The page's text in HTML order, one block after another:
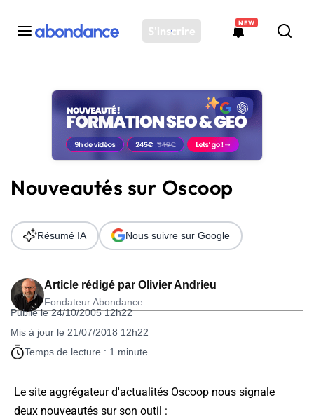
S'inscrire
NEW
Toutes les actus
Actus SEO
Plateforme
Solutions
Ressources
Audit SEO
Nouveautés sur Oscoop
Article rédigé par Olivier Andrieu
Fondateur Abondance
Publié le 24/10/2005 12h22
Mis à jour le 21/07/2018 12h22
Temps de lecture : 1 minute
Résumé IA Nous suivre sur Google
Le site aggrégateur d'actualités Oscoop nous signale
deux nouveautés sur son outil :